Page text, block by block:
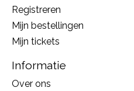
Registreren
Mijn bestellingen
Mijn tickets
Informatie
Over ons